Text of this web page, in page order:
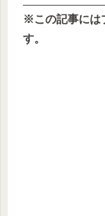
※この記事には
す。